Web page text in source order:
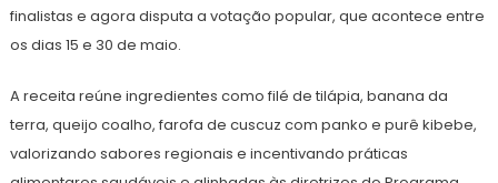
finalistas e agora disputa a votação popular, que acontece entre
os dias 15 e 30 de maio.
A receita reúne ingredientes como filé de tilápia, banana da
terra, queijo coalho, farofa de cuscuz com panko e purê kibebe,
valorizando sabores regionais e incentivando práticas